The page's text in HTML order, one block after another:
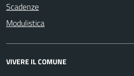
Scadenze
Modulistica
VIVERE IL COMUNE